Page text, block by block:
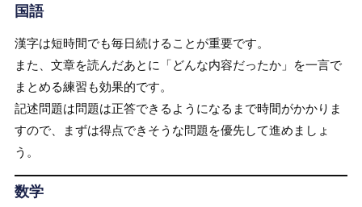
国語
漢字は短時間でも毎日続けることが重要です。
また、文章を読んだあとに「どんな内容だったか」を一言で
まとめる練習も効果的です。
記述問題は問題は正答できるようになるまで時間がかかりま
すので、まずは得点できそうな問題を優先して進めましょ
う。
数学